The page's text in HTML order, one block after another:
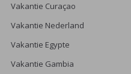
Vakantie Curaçao
Vakantie Nederland
Vakantie Egypte
Vakantie Gambia